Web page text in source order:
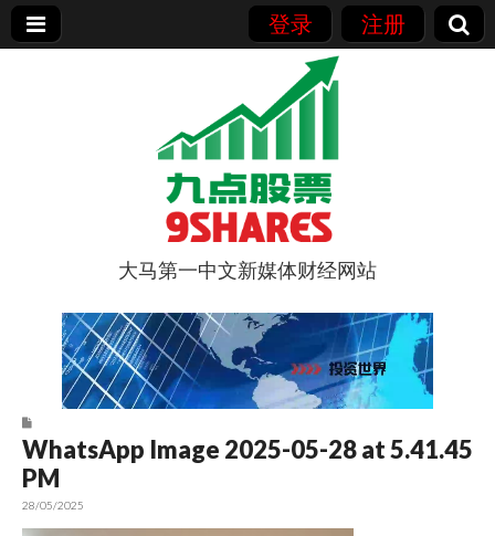
登录 注册
9点股票
大马第一中文新媒体财经网站
WhatsApp Image 2025-05-28 at 5.41.45
PM
28/05/2025